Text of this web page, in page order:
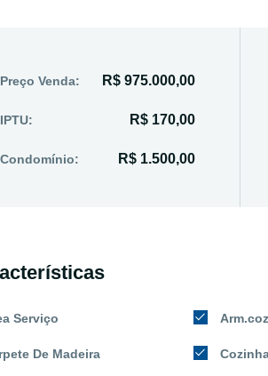
Preço Venda: R$ 975.000,00
IPTU: R$ 170,00
Condomínio: R$ 1.500,00
Serviço
De Madeira